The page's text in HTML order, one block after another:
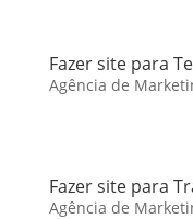
Fazer site para
Agência de
Fazer site para
Agência de